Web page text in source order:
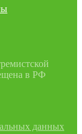
в РФ
данных